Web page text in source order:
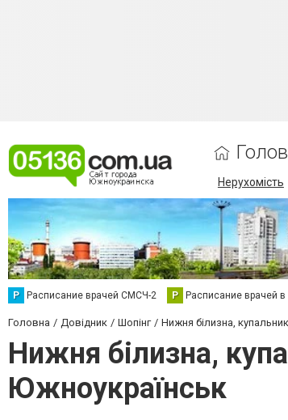
Нерухомість
Р Расписание врачей СМСЧ-2 Р Расписание врачей
Головна Довідник Шопінг Нижня білизна,
Нижня білизна,
Южноукраїнськ